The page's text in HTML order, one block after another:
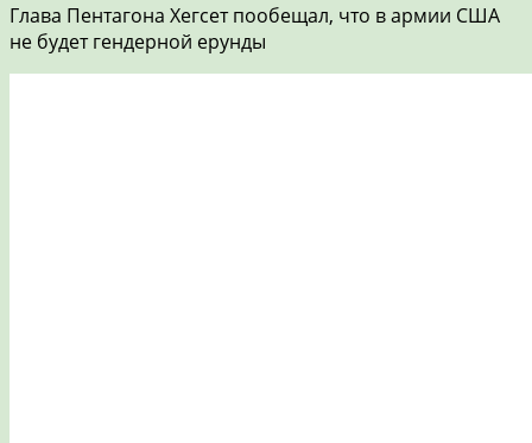
Глава Пентагона Хегсет пообещал, что в армии США
не будет гендерной ерунды